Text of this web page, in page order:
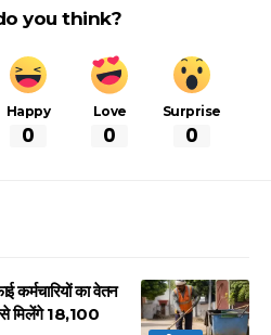
you think?
Happy
0
Love
0
Surprise
0
का वेतन
मिलेंगे 18,100